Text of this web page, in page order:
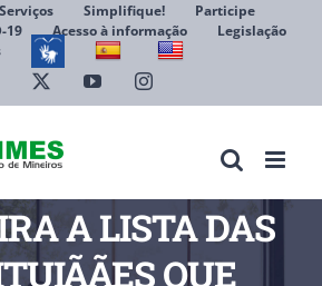
Serviços Simplifique!
Participe
19
Acesso à informação
Legislação
Facebook YouTubeInstagram
A LISTA DAS
QUE